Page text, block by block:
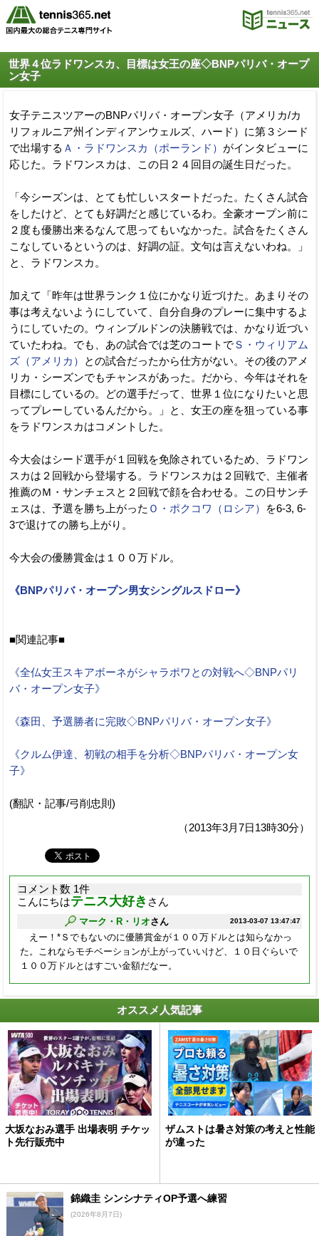
世界４位ラドワンスカ、目標は女王の座◇BNPパリバ・オープ
ン女子
女子テニスツアーのBNPパリバ・オープン女子（アメリカ/カ
リフォルニア州インディアンウェルズ、ハード）に第３シード
で出場する Ａ・ラドワンスカ（ポーランド） がインタビューに
応じた。ラドワンスカは、この日２４回目の誕生日だった。
「今シーズンは、とても忙しいスタートだった。たくさん試合
をしたけど、とても好調だと感じているわ。全豪オープン前に
２度も優勝出来るなんて思ってもいなかった。試合をたくさん
こなしているというのは、好調の証。文句は言えないわね。」
と、ラドワンスカ。
加えて「昨年は世界ランク１位にかなり近づけた。あまりその
事は考えないようにしていて、自分自身のプレーに集中するよ
うにしていたの。ウィンブルドンの決勝戦では、かなり近づい
ていたわね。でも、あの試合では芝のコートでＳ・ウィリアム
ズ（アメリカ）
との試合だったから仕方がない。その後のアメ
リカ・シーズンでもチャンスがあった。だから、今年はそれを
目標にしているの。どの選手だって、世界１位になりたいと思
ってプレーしているんだから。」と、女王の座を狙っている事
をラドワンスカはコメントした。
今大会はシード選手が１回戦を免除されているため、ラドワン
スカは２回戦から登場する。ラドワンスカは２回戦で、主催者
推薦のＭ・サンチェスと２回戦で顔を合わせる。この日サンチ
ェスは、予選を勝ち上がった Ｏ・ポクコワ（ロシア）
を6-3, 6-
3で退けての勝ち上がり。
今大会の優勝賞金は１００万ドル。
《BNPパリバ・オープン男女シングルスドロー》
■関連記事■
《全仏女王スキアボーネがシャラポワとの対戦へ◇BNPパリ
バ・オープン女子》
《森田、予選勝者に完敗◇BNPパリバ・オープン女子》
《クルム伊達、初戦の相手を分析◇BNPパリバ・オープン女
子》
(翻訳・記事/弓削忠則)
（2013年3月7日13時30分）
コメント数 1件
こんにちはテニス大好き さん
2013-03-07 13:47:47
マーク・R・リオさん
えー！*Ｓでもないのに優勝賞金が１００万ドルとは知らなかっ
た。これならモチベーションが上がっていいけど、１０日ぐらいで
１００万ドルとはすごい金額だなー。
オススメ人気記事
大坂なおみ選手 出場表明 チケッ
ト先行販売中
ザムストは暑さ対策の考えと性能
が違った
錦織圭 シンシナティOP予選へ練習
(2026年8月7日)